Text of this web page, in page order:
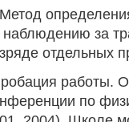
наблюдению за
отдельных
работы.
по